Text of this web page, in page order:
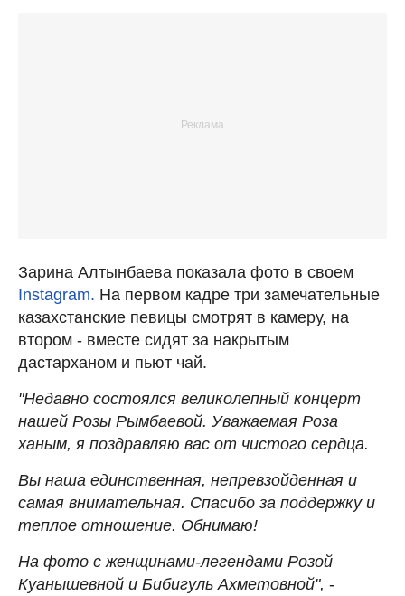
Зарина Алтынбаева показала фото в своем
Instagram. На первом кадре три замечательные
казахстанские певицы смотрят в камеру, на
втором - вместе сидят за накрытым
дастарханом и пьют чай.
"Недавно состоялся великолепный концерт
нашей Розы Рымбаевой. Уважаемая Роза
ханым, я поздравляю вас от чистого сердца.
Вы наша единственная, непревзойденная и
самая внимательная. Спасибо за поддержку и
теплое отношение. Обнимаю!
На фото с женщинами-легендами Розой
Куанышевной и Бибигуль Ахметовной", -